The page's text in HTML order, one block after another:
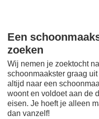
Een
zoeken
Wij nemen je zoektocht
schoonmaakster graag
altijd naar een
woont en voldoet aan de
eisen. Je hoeft je alleen
dan vanzelf!